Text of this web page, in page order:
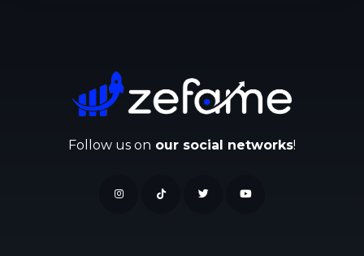
Follow us on our social networks!